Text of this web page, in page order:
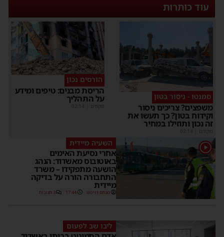
עוד כותרות
סמנטו - ניסור בטון
משפצים? צריכים ניסור
וקידוח בטון? כך תעשו את
זה נכון ותוזילו במחיר
מקודם
הורסים נכון
הריסת מבנים: טיפים ומידע
על התהליך
מקודם
1 השעיה מיידית
אחרי נסיעת האימים
באוטובוס מאשדוד: הנהג
הושעה מתפקידו – משרד
התחבורה הורה על בדיקה
מיידית
מנחם דויטש 17:44 3 תגובות
ליבו שב לפעום